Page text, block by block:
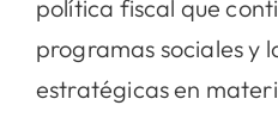
política fiscal que
programas sociales y
estratégicas en